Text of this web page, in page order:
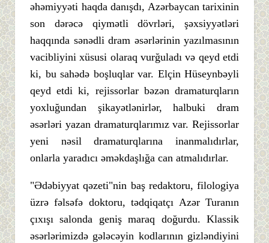
əhəmiyyəti haqda danışdı, Azərbaycan tarixinin
son dərəcə qiymətli dövrləri, şəxsiyyətləri
haqqında sənədli dram əsərlərinin yazılmasının
vacibliyini xüsusi olaraq vurğuladı və qeyd etdi
ki, bu sahədə boşluqlar var. Elçin Hüseynbəyli
qeyd etdi ki, rejissorlar bəzən dramaturqların
yoxluğundan şikayətlənirlər, halbuki dram
əsərləri yazan dramaturqlarımız var. Rejissorlar
yeni nəsil dramaturqlarına inanmalıdırlar,
onlarla yaradıcı əməkdaşlığa can atmalıdırlar.
"Ədəbiyyat qəzeti"nin baş redaktoru, filologiya
üzrə fəlsəfə doktoru, tədqiqatçı Azər Turanın
çıxışı salonda geniş maraq doğurdu. Klassik
əsərlərimizdə gələcəyin kodlarının gizləndiyini